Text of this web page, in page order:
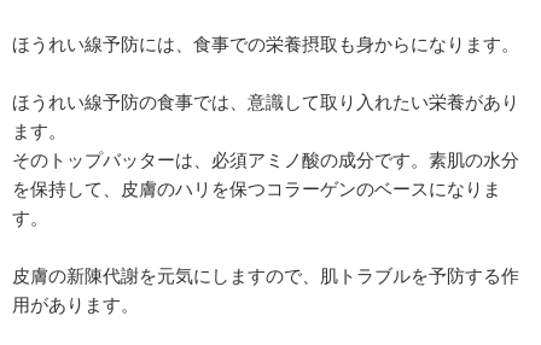
ほうれい線予防には、食事での栄養摂取も身からになります。
ほうれい線予防の食事では、意識して取り入れたい栄養があり
ます。
そのトップバッターは、必須アミノ酸の成分です。素肌の水分
を保持して、皮膚のハリを保つコラーゲンのベースになりま
す。
皮膚の新陳代謝を元気にしますので、肌トラブルを予防する作
用があります。